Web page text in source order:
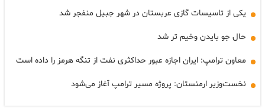
یکی از تاسیسات گازی عربستان در شهر جبیل منفجر شد
حال جو بایدن وخیم تر شد
معاون ترامپ: ایران اجازه عبور حداکثری نفت از تنگه هرمز را داده است
نخست‌وزیر ارمنستان: پروژه مسیر ترامپ آغاز می‌شود